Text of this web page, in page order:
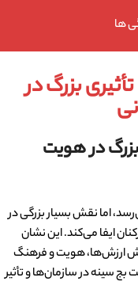
ها
بزرگ در
در هویت
اما نقش بسیار بزرگی در
ایفا می‌کند. این نشان
ارزش‌ها، هویت و فرهنگ
سینه در سازمان‌ها و تأثیر